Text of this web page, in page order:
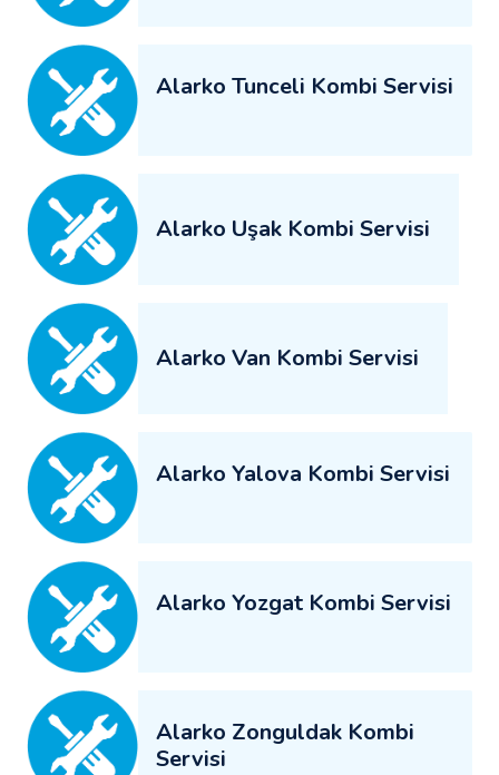
Alarko Tunceli Kombi Servisi
Alarko Uşak Kombi Servisi
Alarko Van Kombi Servisi
Alarko Yalova Kombi Servisi
Alarko Yozgat Kombi Servisi
Alarko Zonguldak Kombi
Servisi